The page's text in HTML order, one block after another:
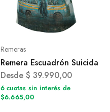
Remeras
Remera Escuadrón Suicida
Desde $ 39.990,00
6 cuotas sin interés de
$6.665,00